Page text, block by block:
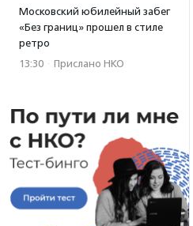
Московский юбилейный забег
«Без границ» прошел в стиле
ретро
13:30 · Прислано НКО